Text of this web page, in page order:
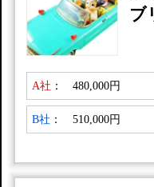
ブ
A社 ： 480,000円
B社 ： 510,000円